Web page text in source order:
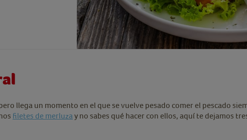
llega un momento en el que se vuelve pesado comer el pescado
filetes de merluza y no sabes qué hacer con ellos, aquí te dejamos